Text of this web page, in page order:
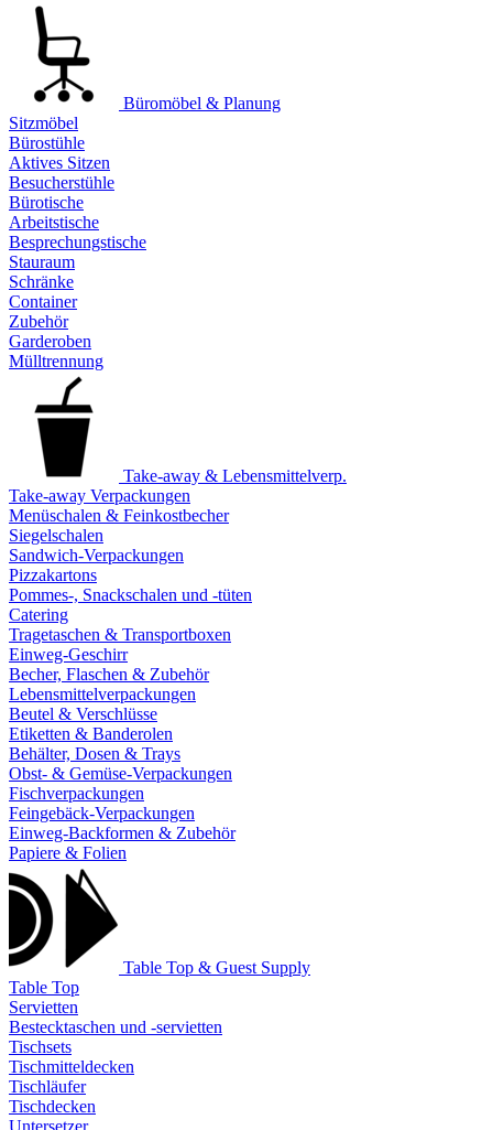
Büromöbel & Planung
Sitzmöbel
Bürostühle
Aktives Sitzen
Besucherstühle
Bürotische
Arbeitstische
Besprechungstische
Stauraum
Schränke
Container
Zubehör
Garderoben
Mülltrennung
Take-away & Lebensmittelverp.
Take-away Verpackungen
Menüschalen & Feinkostbecher
Siegelschalen
Sandwich-Verpackungen
Pizzakartons
Pommes-, Snackschalen und -tüten
Catering
Tragetaschen & Transportboxen
Einweg-Geschirr
Becher, Flaschen & Zubehör
Lebensmittelverpackungen
Beutel & Verschlüsse
Etiketten & Banderolen
Behälter, Dosen & Trays
Obst- & Gemüse-Verpackungen
Fischverpackungen
Feingebäck-Verpackungen
Einweg-Backformen & Zubehör
Papiere & Folien
Table Top & Guest Supply
Table Top
Servietten
Bestecktaschen und -servietten
Tischsets
Tischmitteldecken
Tischläufer
Tischdecken